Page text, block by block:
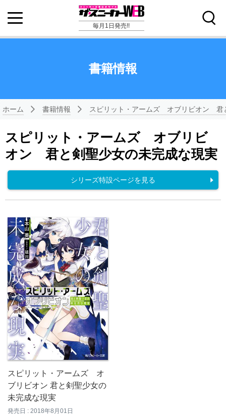
毎月1日発売!!
書籍情報
ホーム 書籍情報 スピリット・アームズ オブリビオン 君
スピリット・アームズ オブリビ
オン 君と剣聖少女の未完成な現実
シリーズ特設ページを見る
スピリット・アームズ オ
ブリビオン 君と剣聖少女の
未完成な現実
発売日 : 2018年8月01日